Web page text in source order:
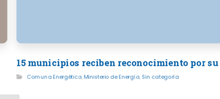
15 municipios reciben reconocimiento por
Comuna Energética,Ministerio de Energía,Sin categoría